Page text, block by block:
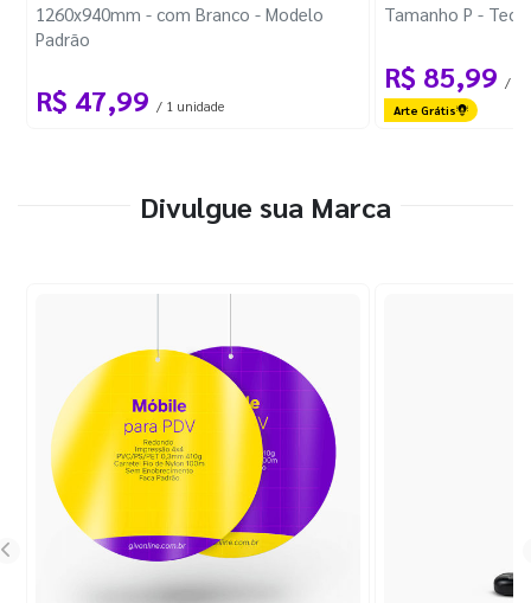
1260x940mm - com Branco - Modelo
Padrão
R$ 47,99 / 1 unidade
Tamanho P -
R$ 85,99 / 1
Arte Grátis
Divulgue sua Marca